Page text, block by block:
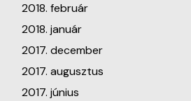
2018. február
2018. január
2017. december
2017. augusztus
2017. június